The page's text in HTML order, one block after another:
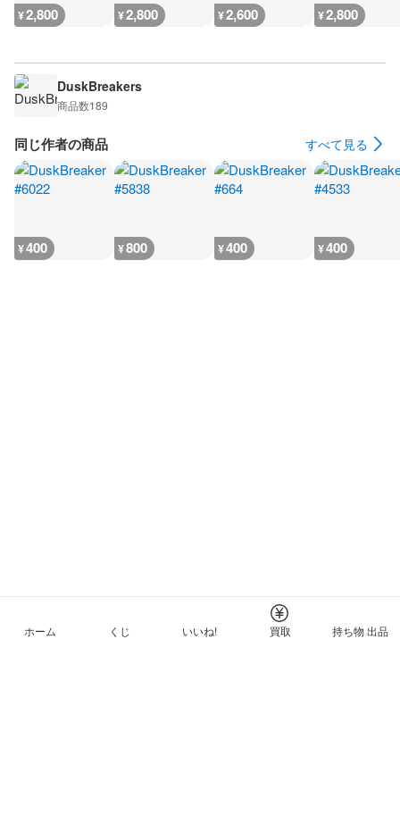
¥2,800 ¥2,800 ¥2,600 ¥2,800
DuskBreakers
商品数189
同じ作者の商品 すべて見る
¥400 ¥800 ¥400 ¥400
ホーム くじ いいね! 買取 持ち物 出品